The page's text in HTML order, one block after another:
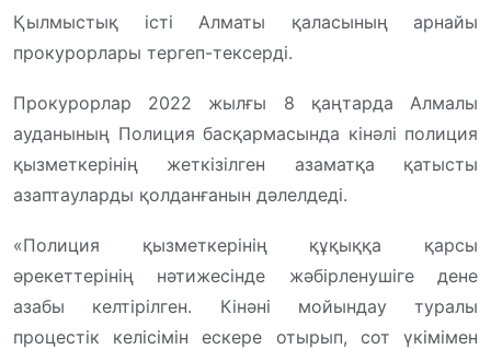
Қылмыстық істі Алматы қаласының арнайы
прокурорлары тергеп-тексерді.
Прокурорлар 2022 жылғы 8 қаңтарда Алмалы
ауданының Полиция басқармасында кінәлі полиция
қызметкерінің жеткізілген азаматқа қатысты
азаптауларды қолданғанын дәлелдеді.
«Полиция қызметкерінің құқыққа қарсы
әрекеттерінің нәтижесінде жәбірленушіге дене
азабы келтірілген. Кінәні мойындау туралы
процестік келісімін ескере отырып, сот үкімімен